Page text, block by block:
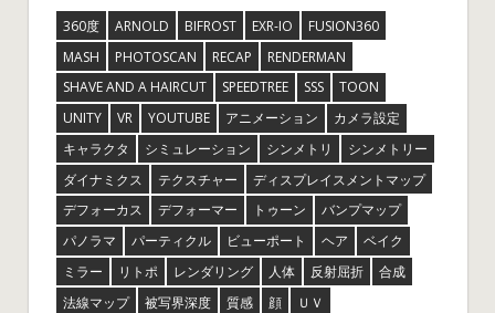
360度 ARNOLD BIFROST EXR-IO
FUSION360
MASH
PHOTOSCAN RECAP
RENDERMAN
SHAVE AND A HAIRCUT
SPEEDTREE SSS
TOON
UNITY
VR YOUTUBE アニメーション
カメラ設定
キャラクタ
シミュレーション シンメトリ
シンメトリー
ダイナミクス
テクスチャー
ディスプレイスメントマップ
デフォーカス
デフォーマー トゥーン
バンプマップ
パノラマ
パーティクル ビューポート ヘア
ベイク
ミラー
リトポ レンダリング 人体 反射屈折
合成
法線マップ
被写界深度 質感 顔 ＵＶ